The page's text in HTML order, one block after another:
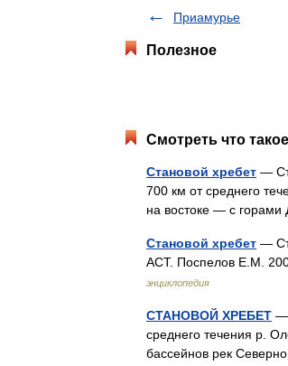
Приамурье
Полезное
Смотреть что
Становой хребет —
700 км от среднего
на востоке — с
Становой хребет —
АСТ. Поспелов Е.М.
энциклопедия
СТАНОВОЙ ХРЕБЕТ —
среднего течения р.
бассейнов рек